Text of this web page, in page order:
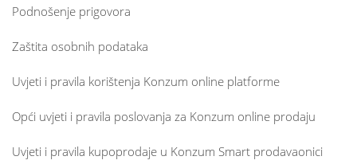
Podnošenje prigovora
Zaštita osobnih podataka
Uvjeti i pravila korištenja Konzum online platforme
Opći uvjeti i pravila poslovanja za Konzum online prodaju
Uvjeti i pravila kupoprodaje u Konzum Smart prodavaonici